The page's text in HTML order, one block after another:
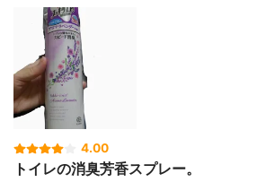
4.00
トイレの消臭芳香スプレー。